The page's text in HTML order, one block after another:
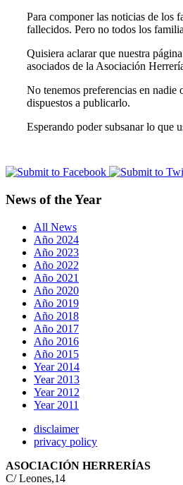
Para componer las noticias de los
fallecidos. Pero no todos los
Quisiera aclarar que nuestra
asociados de la Asociación
No tenemos preferencias en
dispuestos a publicarlo.
Esperando poder subsanar lo que
News of the Year
All News
Año 2024
Año 2023
Año 2022
Año 2021
Año 2020
Año 2019
Año 2018
Año 2017
Año 2016
Año 2015
Year 2014
Year 2013
Year 2012
Year 2011
disclaimer
privacy policy
ASOCIACIÓN HERRERÍAS
C/ Leones,14